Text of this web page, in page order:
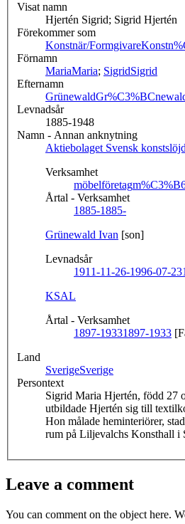
Visat namn
Hjertén Sigrid; Sigrid Hjertén
Förekommer som
Konstnär/Formgivare
Förnamn
MariaMaria; SigridSigrid
Efternamn
Grünewald
Levnadsår
1885-1948
Namn - Annan anknytning
Aktiebolaget Svensk
Verksamhet
möbelföretag
Årtal - Verksamhet
1885-1885-
Grünewald Ivan [son]
Levnadsår
1911-11-26-1996-07-23
KSAL
Årtal - Verksamhet
1897-19331897-1933
Land
SverigeSverige
Persontext
Sigrid Maria Hjertén, född 27
utbildade Hjertén sig till
Hon målade heminteriörer,
rum på Liljevalchs Konsthall i
Leave a comment
You can comment on the object here.